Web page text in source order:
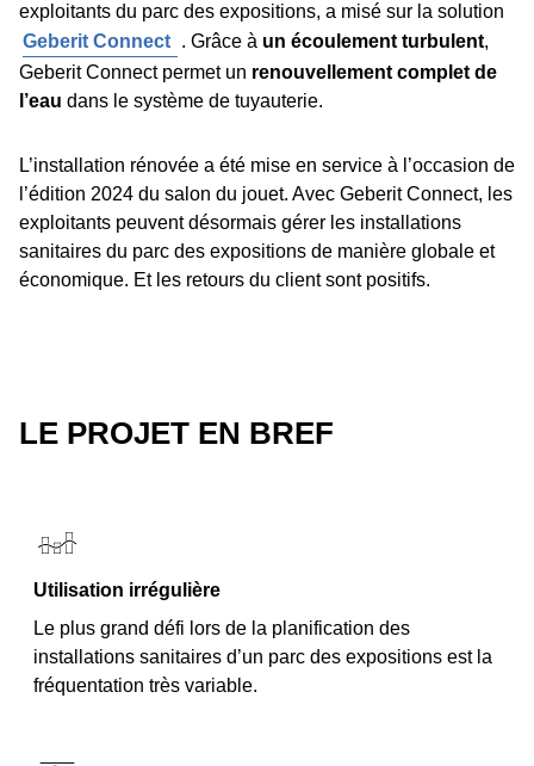
exploitants du parc des expositions, a misé sur la solution
Geberit Connect . Grâce à un écoulement turbulent,
Geberit Connect permet un renouvellement complet de
l’eau dans le système de tuyauterie.
L’installation rénovée a été mise en service à l’occasion de
l’édition 2024 du salon du jouet. Avec Geberit Connect, les
exploitants peuvent désormais gérer les installations
sanitaires du parc des expositions de manière globale et
économique. Et les retours du client sont positifs.
LE PROJET EN BREF
Utilisation irrégulière
Le plus grand défi lors de la planification des
installations sanitaires d’un parc des expositions est la
fréquentation très variable.